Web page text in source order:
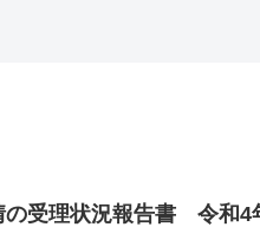
の受理状況報告書 令和